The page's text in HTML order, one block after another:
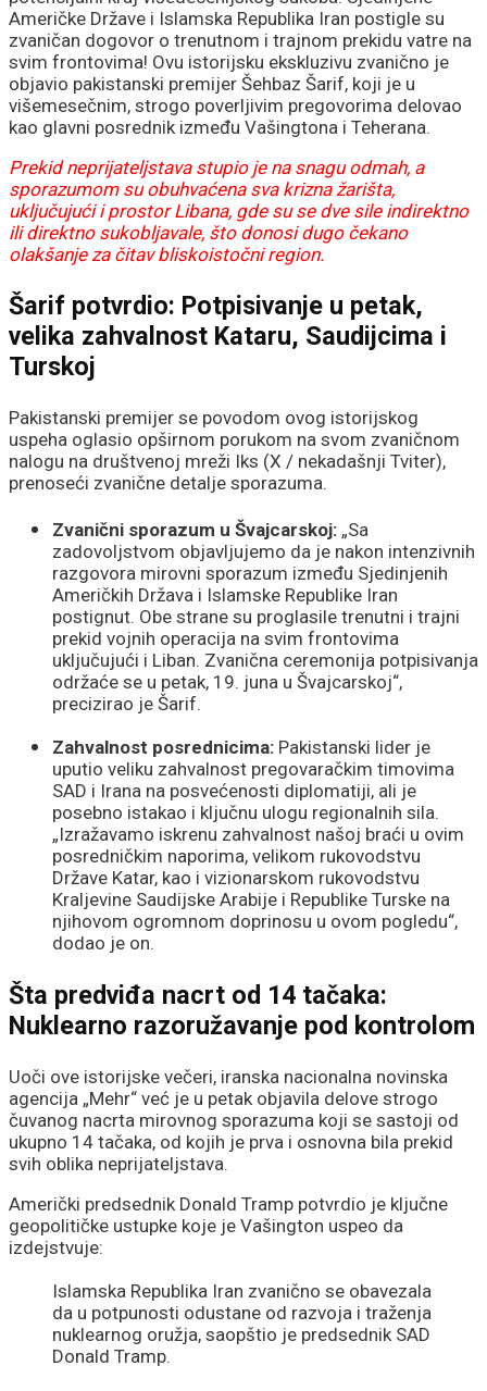
Američke Države i Islamska Republika Iran postigle su
zvaničan dogovor o trenutnom i trajnom prekidu vatre na
svim frontovima! Ovu istorijsku ekskluzivu zvanično je
objavio pakistanski premijer Šehbaz Šarif, koji je u
višemesečnim, strogo poverljivim pregovorima delovao
kao glavni posrednik između Vašingtona i Teherana.
Prekid neprijateljstava stupio je na snagu odmah, a
sporazumom su obuhvaćena sva krizna žarišta,
uključujući i prostor Libana, gde su se dve sile indirektno
ili direktno sukobljavale, što donosi dugo čekano
olakšanje za čitav bliskoistočni region.
Šarif potvrdio: Potpisivanje u petak,
velika zahvalnost Kataru, Saudijcima i
Turskoj
Pakistanski premijer se povodom ovog istorijskog
uspeha oglasio opširnom porukom na svom zvaničnom
nalogu na društvenoj mreži Iks (X / nekadašnji Tviter),
prenoseći zvanične detalje sporazuma.
Zvanični sporazum u Švajcarskoj: „Sa
zadovoljstvom objavljujemo da je nakon intenzivnih
razgovora mirovni sporazum između Sjedinjenih
Američkih Država i Islamske Republike Iran
postignut. Obe strane su proglasile trenutni i trajni
prekid vojnih operacija na svim frontovima
uključujući i Liban. Zvanična ceremonija potpisivanja
održaće se u petak, 19. juna u Švajcarskoj“,
precizirao je Šarif.
Zahvalnost posrednicima: Pakistanski lider je
uputio veliku zahvalnost pregovaračkim timovima
SAD i Irana na posvećenosti diplomatiji, ali je
posebno istakao i ključnu ulogu regionalnih sila.
„Izražavamo iskrenu zahvalnost našoj braći u ovim
posredničkim naporima, velikom rukovodstvu
Države Katar, kao i vizionarskom rukovodstvu
Kraljevine Saudijske Arabije i Republike Turske na
njihovom ogromnom doprinosu u ovom pogledu“,
dodao je on.
Šta predviđa nacrt od 14 tačaka:
Nuklearno razoružavanje pod kontrolom
Uoči ove istorijske večeri, iranska nacionalna novinska
agencija „Mehr“ već je u petak objavila delove strogo
čuvanog nacrta mirovnog sporazuma koji se sastoji od
ukupno 14 tačaka, od kojih je prva i osnovna bila prekid
svih oblika neprijateljstava.
Američki predsednik Donald Tramp potvrdio je ključne
geopolitičke ustupke koje je Vašington uspeo da
izdejstvuje:
Islamska Republika Iran zvanično se obavezala
da u potpunosti odustane od razvoja i traženja
nuklearnog oružja, saopštio je predsednik SAD
Donald Tramp.